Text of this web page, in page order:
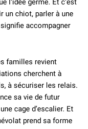
l’idée germe. Et c’est
un chiot, parler à une
accompagner
familles revient
cherchent à
à sécuriser les relais.
sa vie de futur
cage d’escalier. Et
prend sa forme